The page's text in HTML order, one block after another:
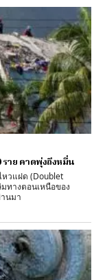
ราย คาดพุ่งถึงหมื่น
วแฝด (Doublet
ทางตอนเหนือของ
นมา